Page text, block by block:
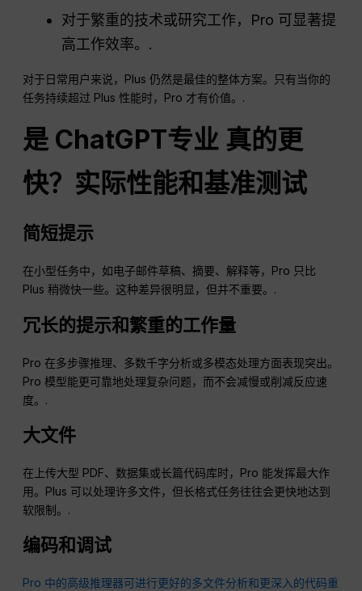
对于繁重的技术或研究工作，Pro 可显著提
高工作效率。.
对于日常用户来说，Plus 仍然是最佳的整体方案。只有当你的
任务持续超过 Plus 性能时，Pro 才有价值。.
是 ChatGPT专业 真的更
快？实际性能和基准测试
简短提示
在小型任务中，如电子邮件草稿、摘要、解释等，Pro 只比
Plus 稍微快一些。这种差异很明显，但并不重要。.
冗长的提示和繁重的工作量
Pro 在多步骤推理、多数千字分析或多模态处理方面表现突出。
Pro 模型能更可靠地处理复杂问题，而不会减慢或削减反应速
度。.
大文件
在上传大型 PDF、数据集或长篇代码库时，Pro 能发挥最大作
用。Plus 可以处理许多文件，但长格式任务往往会更快地达到
软限制。.
编码和调试
Pro 中的高级推理器可进行更好的多文件分析和更深入的代码重